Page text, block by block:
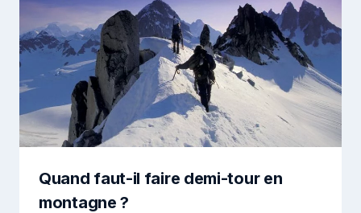
Quand faut-il faire demi-tour en
montagne ?